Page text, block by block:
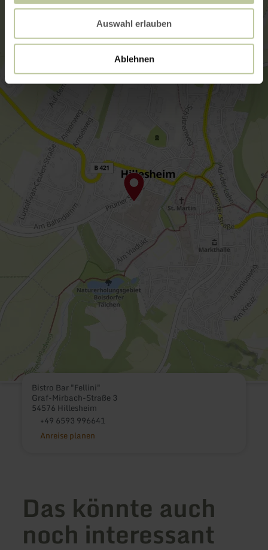
Auswahl erlauben
Ablehnen
Bistro Bar "Fellini"
Graf-Mirbach-Straße 3
54576 Hillesheim
+49 6593 996641
Anreise planen
Das könnte auch
noch interessant